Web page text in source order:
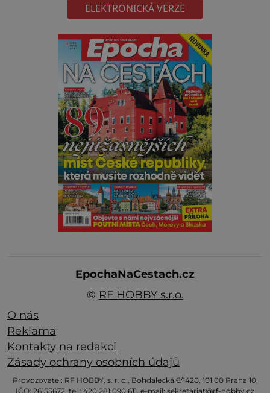
ELEKTRONICKÁ VERZE
EpochaNaCestach.cz
© RF HOBBY s.r.o.
O nás
Reklama
Kontakty na redakci
Zásady ochrany osobních údajů
Provozovatel: RF HOBBY, s. r. o., Bohdalecká 6/1420, 101 00 Praha 10,
IČO: 26155672, tel.: 420 281 090 611, e-mail: sekretariat@rf-hobby.cz